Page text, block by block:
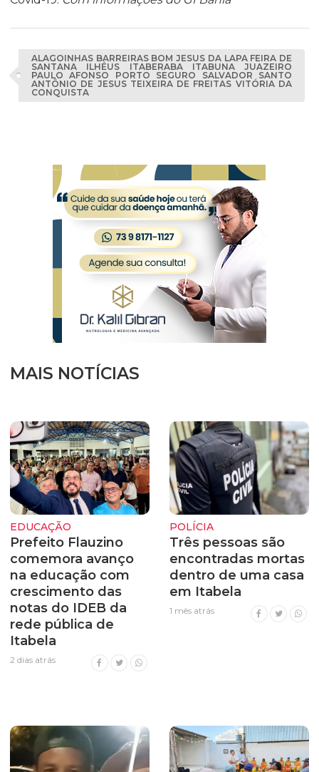
ALAGOINHAS BARREIRAS BOM JESUS DA LAPA FEIRA DE
SANTANA ILHÉUS ITABERABA ITABUNA JUAZEIRO
PAULO AFONSO PORTO SEGURO SALVADOR SANTO
ANTÔNIO DE JESUS TEIXEIRA DE FREITAS VITÓRIA DA
CONQUISTA
MAIS NOTÍCIAS
EDUCAÇÃO
Prefeito Flauzino
comemora avanço
na educação com
crescimento das
notas do IDEB da
rede pública de
Itabela
2 dias atrás
POLÍCIA
Três pessoas são
encontradas mortas
dentro de uma casa
em Itabela
1 mês atrás